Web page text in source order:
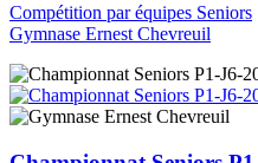
Compétition par équipes Seniors
Gymnase Ernest Chevreuil